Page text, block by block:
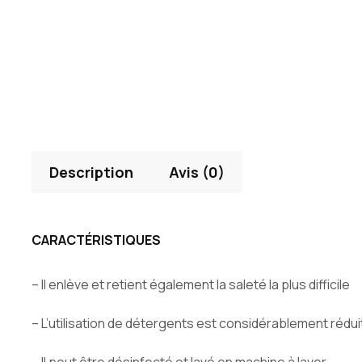
Description Avis (0)
CARACTÉRISTIQUES
– Il enlève et retient également la saleté la plus difficile
– L’utilisation de détergents est considérablement